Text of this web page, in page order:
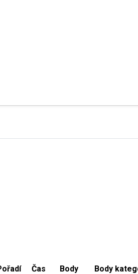
Čas Body Body